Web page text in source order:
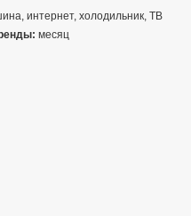
интернет, холодильник, ТВ
месяц